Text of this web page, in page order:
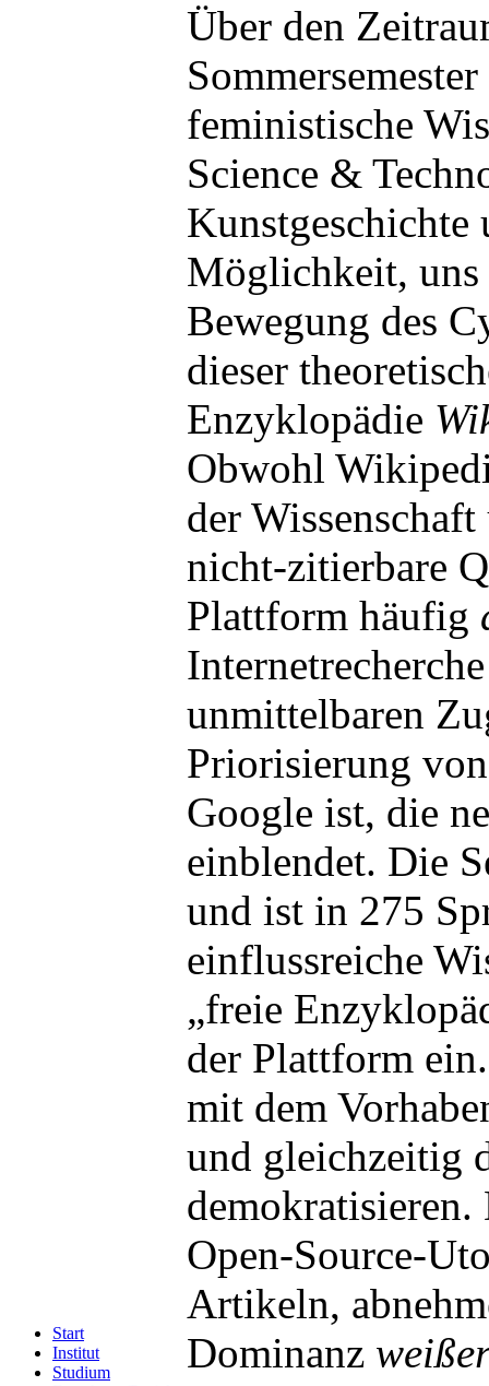
Start
Institut
Studium
Über den
feministische
Science &
Möglichkeit,
Bewegung des
dieser
Enzyklopädie
Obwohl
der
nicht-zitierbare
Plattform häufig
unmittelbaren
Priorisierung
Google ist, die
einblendet. Die
und ist in 275
einflussreiche
„freie
der Plattform
mit dem
und gleichzeitig
demokratisieren.
Open-Source-
Artikeln,
Dominanz